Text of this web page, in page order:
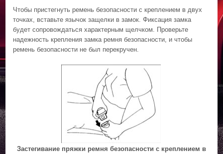
Чтобы пристегнуть ремень безопасности с креплением в двух
точках, вставьте язычок защелки в замок. Фиксация замка
будет сопровождаться характерным щелчком. Проверьте
надежность крепления замка ремня безопасности, и чтобы
ремень безопасности не был перекручен.
Застегивание пряжки ремня безопасности с креплением в